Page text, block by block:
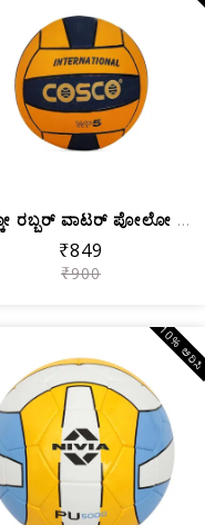
ಕಾಸ್ಕೋ ರಬ್ಬರ್ ವಾಟರ್ ಪೋಲೋ ಬಾಲ್‌ಗಳು (ಕಿ...
₹849
₹900
10%